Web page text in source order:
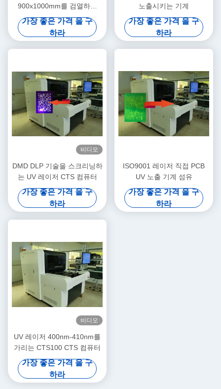
900x1000mm를 검열하는
2540 Dpi CTS 컴퓨터
가장 좋은 가격 을 구
하라
노출시키는 기계
가장 좋은 가격 을 구
하라
비디오
DMD DLP 기술을 스크리닝하
는 UV 레이저 CTS 컴퓨터
가장 좋은 가격 을 구
하라
ISO9001 레이저 직접 PCB
UV 노출 기계 섬유
가장 좋은 가격 을 구
하라
비디오
UV 레이저 400nm-410nm를
가리는 CTS100 CTS 컴퓨터
가장 좋은 가격 을 구
하라